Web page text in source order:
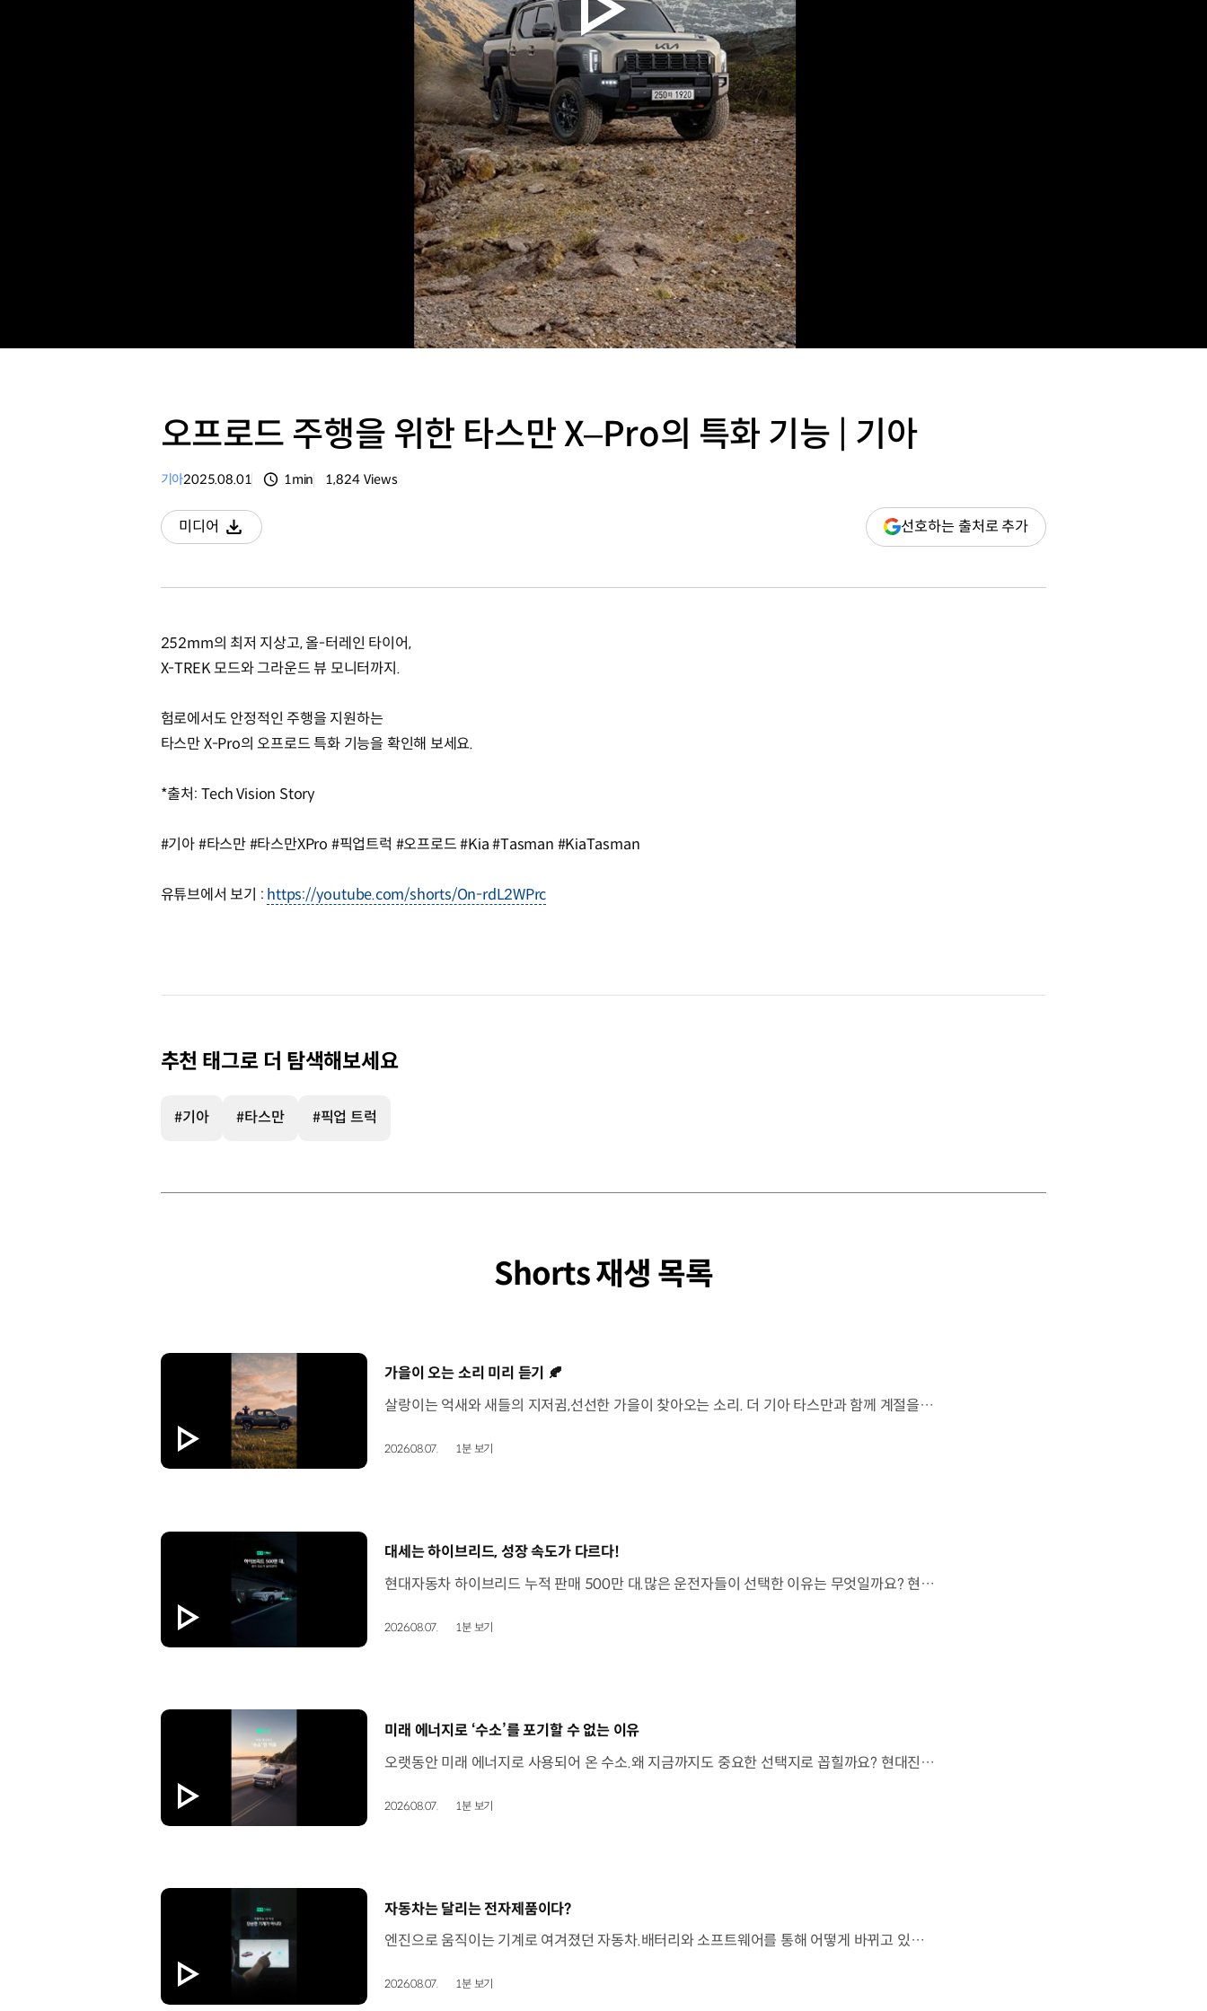
오프로드 주행을 위한 타스만 X–Pro의 특화 기능 | 기아
기아2025.08.01 1min 1,824 Views
미디어
다운로드
선호하는 출처로 추가(새
창
252mm의 최저 지상고, 올-터레인 타이어,
X-TREK 모드와 그라운드 뷰 모니터까지.
험로에서도 안정적인 주행을 지원하는
타스만 X-Pro의 오프로드 특화 기능을 확인해 보세요.
*출처: Tech Vision Story
#기아 #타스만 #타스만XPro #픽업트럭 #오프로드 #Kia #Tasman #KiaTasman
유튜브에서 보기 : https://youtube.com/shorts/On-rdL2WPrc
추천 태그로 더 탐색해보세요
#기아 #타스만 #픽업 트럭
Shorts 재생 목록
[동영상]
가을이 오는 소리 미리 듣기 🍂
살랑이는 억새와 새들의 지저귐,선선한 가을이 찾아오는 소리. 더 기아 타스만과 함께 계절을 만나보세요. 🎧 *본 영상은 AI를 활용해 제작했습니다. #기아 #더기아타스만 #타스만 #가을 #입추 #Tasman #ASMR
2026.08.07. 1분 보기
[동영상]
대세는 하이브리드, 성장 속도가 다르다!
현대자동차 하이브리드 누적 판매 500만 대.많은 운전자들이 선택한 이유는 무엇일까요? 현대진행형 팟캐스트 EP.21에서 확인하세요.📻 #현대자동차그룹 #현대진행형 #모빌리티팟캐스트 #하이브리드 #연료 #미래모빌리티 #모빌리티
2026.08.07. 1분 보기
[동영상]
미래 에너지로 ‘수소’를 포기할 수 없는 이유
오랫동안 미래 에너지로 사용되어 온 수소.왜 지금까지도 중요한 선택지로 꼽힐까요? 현대진행형 팟캐스트 EP.21에서 확인하세요.📻 #현대자동차그룹 #현대진행형 #모빌리티팟캐스트 #수소전기차 #수소에너지 #연료 #미래모빌리티 #모빌리티
2026.08.07. 1분 보기
[동영상]
자동차는 달리는 전자제품이다?
엔진으로 움직이는 기계로 여겨졌던 자동차.배터리와 소프트웨어를 통해 어떻게 바뀌고 있을까요? 현대진행형 팟캐스트 EP.21에서 확인하세요.📻 #현대자동차그룹 #현대진행형 #모빌리티팟캐스트 #SDV #전기차 #연료 #미래모빌리티 #모빌리티
2026.08.07. 1분 보기